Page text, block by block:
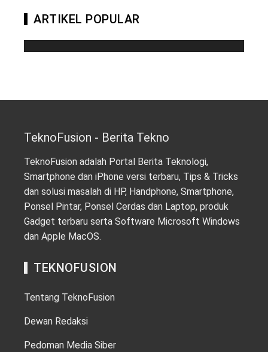
ARTIKEL POPULAR
TeknoFusion - Berita Tekno
TeknoFusion adalah Portal Berita Teknologi,
Smartphone dan iPhone versi terbaru, Tips & Tricks
dan solusi masalah di HP, Handphone, Smartphone,
Ponsel Pintar, Ponsel Cerdas dan Laptop, produk
Gadget terbaru serta Software Microsoft Windows
dan Apple MacOS.
TEKNOFUSION
Tentang TeknoFusion
Dewan Redaksi
Pedoman Media Siber